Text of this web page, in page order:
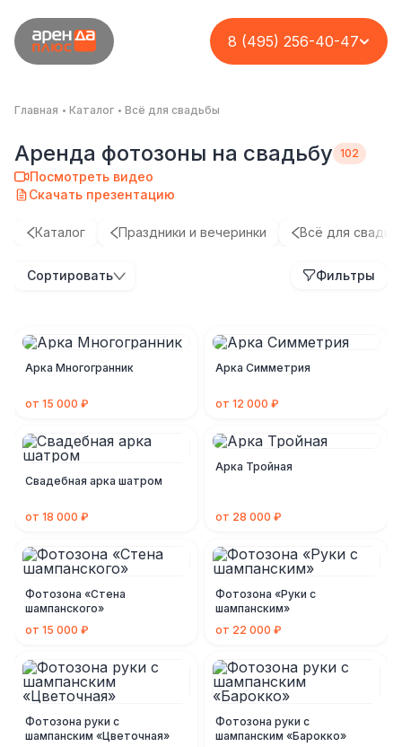
8 (495) 256-40-47
Главная Каталог Всё для свадьбы
Аренда фотозоны на свадьбу
Посмотреть видео
Скачать презентацию
Каталог Праздники и вечеринки Всё для
Сортировать Фильтры
Арка Многогранник
от 15 000 ₽
Арка Симметрия
от 12 000 ₽
Свадебная арка шатром
от 18 000 ₽
Арка Тройная
от 28 000 ₽
Фотозона «Стена
шампанского»
от 15 000 ₽
Фотозона «Руки с
шампанским»
от 22 000 ₽
Фотозона руки с
шампанским «Цветочная»
Фотозона руки с
шампанским «Барокко»